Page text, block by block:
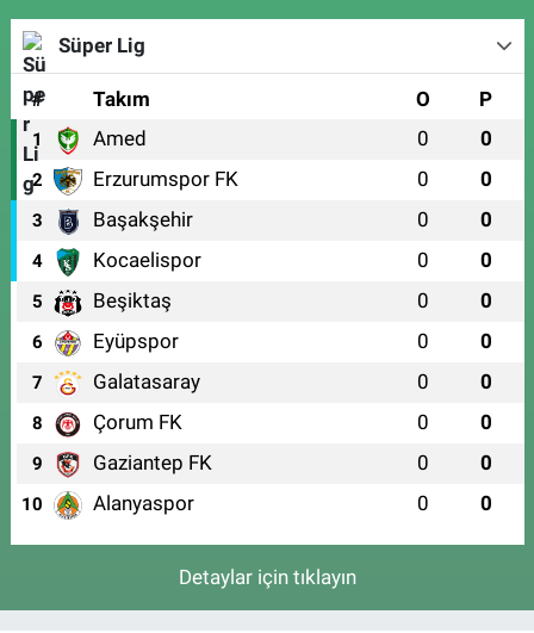
Süper Lig
# Takım O P
1 Amed 0 0
2 Erzurumspor FK 0 0
3 Başakşehir 0 0
4 Kocaelispor 0 0
5 Beşiktaş 0 0
6 Eyüpspor 0 0
7 Galatasaray 0 0
8 Çorum FK 0 0
9 Gaziantep FK 0 0
10 Alanyaspor 0 0
Detaylar için tıklayın